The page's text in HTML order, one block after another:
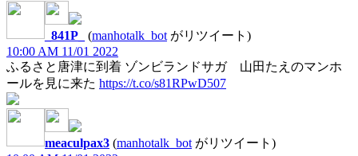
_841P_ (manhotalk_bot がリツイート)
10:00 AM 11/01 2022
ふるさと唐津に到着 ゾンビランドサガ 山田たえのマンホ
ールを見に来た https://t.co/s81RPwD507
meaculpax3 (manhotalk_bot がリツイート)